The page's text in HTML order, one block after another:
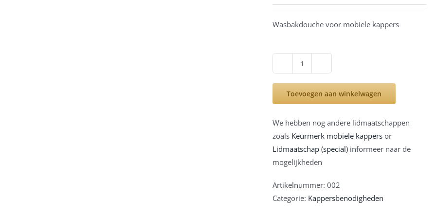
Wasbakdouche voor mobiele kappers
Wasbakdouche
voor
mobiele
aantal
Toevoegen aan winkelwagen
We hebben nog andere lidmaatschappen
zoals Keurmerk mobiele kappers or
Lidmaatschap (special) informeer naar de
mogelijkheden
Artikelnummer: 002
Categorie: Kappersbenodigheden